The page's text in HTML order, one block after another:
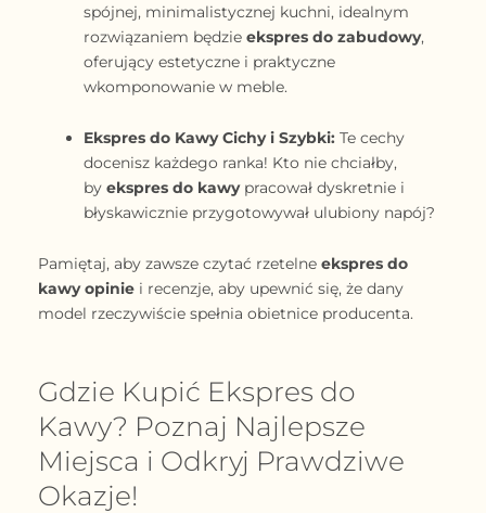
spójnej, minimalistycznej kuchni, idealnym
rozwiązaniem będzie ekspres do zabudowy,
oferujący estetyczne i praktyczne
wkomponowanie w meble.
Ekspres do Kawy Cichy i Szybki: Te cechy
docenisz każdego ranka! Kto nie chciałby,
by ekspres do kawypracował dyskretnie i
błyskawicznie przygotowywał ulubiony napój?
Pamiętaj, aby zawsze czytać rzetelne ekspres do
kawy opinie i recenzje, aby upewnić się, że dany
model rzeczywiście spełnia obietnice producenta.
Gdzie Kupić Ekspres do
Kawy? Poznaj Najlepsze
Miejsca i Odkryj Prawdziwe
Okazje!